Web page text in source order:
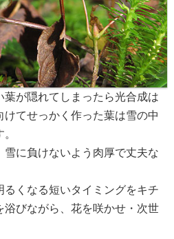
が隠れてしまったら光合成は
てせっかく作った葉は雪の中
に負けないよう肉厚で丈夫な
くなる短いタイミングをキチ
浴びながら、花を咲かせ・次世